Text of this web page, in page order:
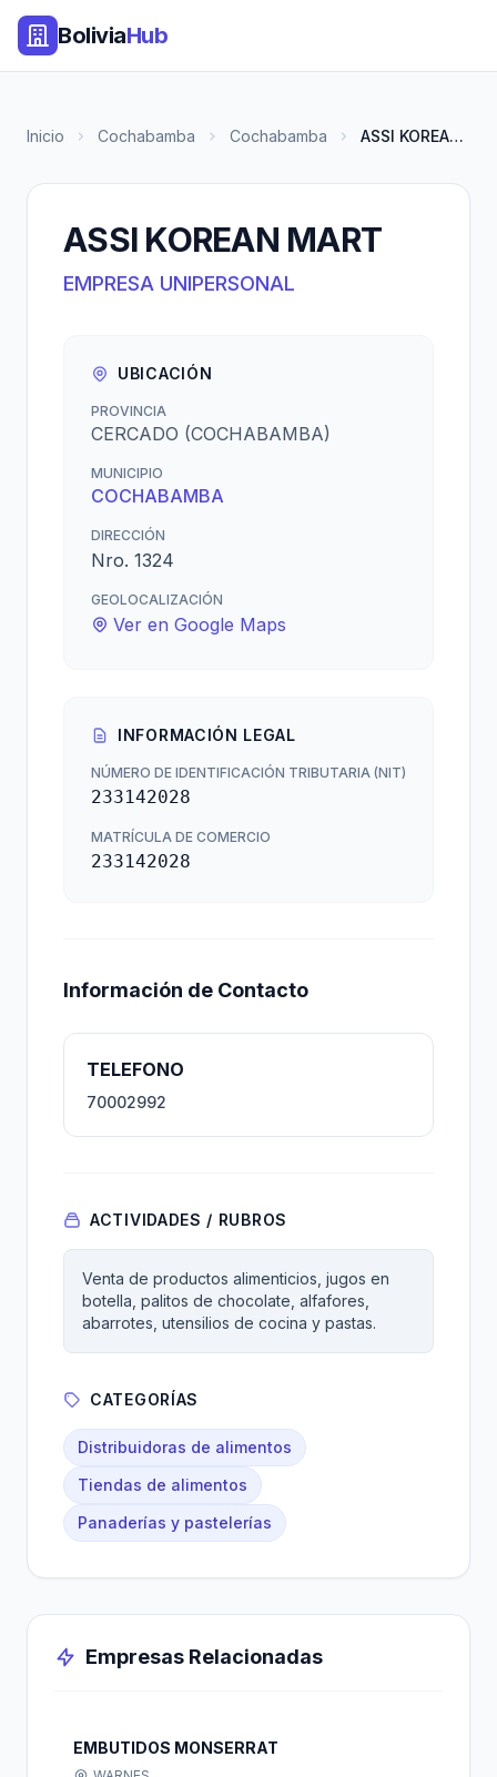
BoliviaHub
Inicio Cochabamba Cochabamba ASSI KOREAN MART
ASSI KOREAN MART
EMPRESA UNIPERSONAL
UBICACIÓN
PROVINCIA
CERCADO (COCHABAMBA)
MUNICIPIO
COCHABAMBA
DIRECCIÓN
Nro. 1324
GEOLOCALIZACIÓN
Ver en Google Maps
INFORMACIÓN LEGAL
NÚMERO DE IDENTIFICACIÓN TRIBUTARIA (NIT)
233142028
MATRÍCULA DE COMERCIO
233142028
Información de Contacto
TELEFONO
70002992
ACTIVIDADES / RUBROS
Venta de productos alimenticios, jugos en
botella, palitos de chocolate, alfafores,
abarrotes, utensilios de cocina y pastas.
CATEGORÍAS
Distribuidoras de alimentos
Tiendas de alimentos
Panaderías y pastelerías
Empresas Relacionadas
EMBUTIDOS MONSERRAT